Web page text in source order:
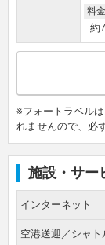
料金
約
※フォートラベル
れませんので、必
施設・サー
インターネット
空港送迎／シャト